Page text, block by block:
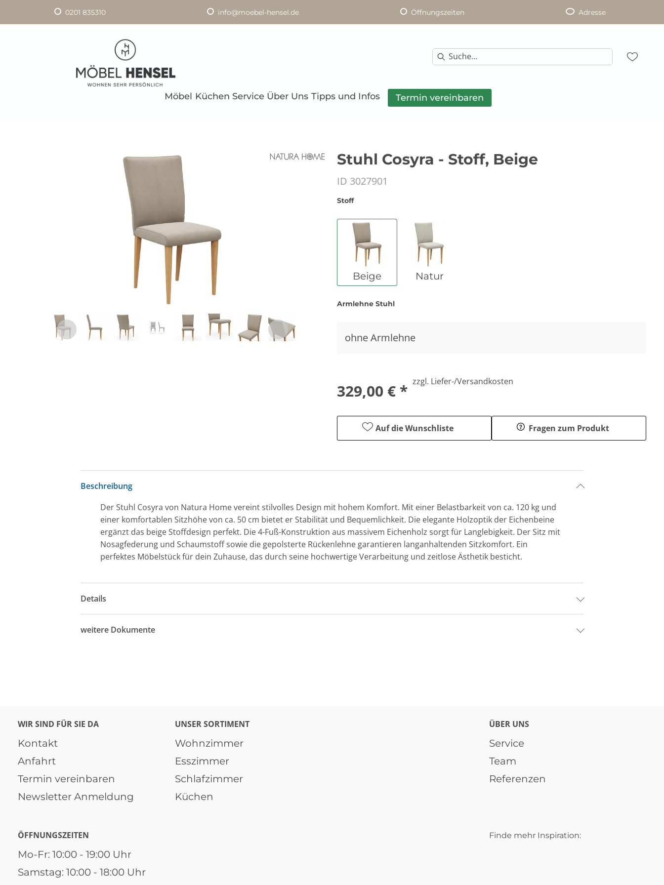
0201 835310 info@moebel-hensel.de Öffnungszeiten Adresse
Möbel Küchen Service Über Uns Tipps und Infos Termin vereinbaren
Stuhl Cosyra - Stoff, Beige
ID 3027901
Stoff
Beige Natur
Armlehne Stuhl
ohne Armlehne
329,00 € * zzgl. Liefer-/Versandkosten
Auf die Wunschliste Fragen zum Produkt
Beschreibung
Der Stuhl Cosyra von Natura Home vereint stilvolles Design mit hohem Komfort. Mit einer Belastbarkeit von ca. 120 kg und
einer komfortablen Sitzhöhe von ca. 50 cm bietet er Stabilität und Bequemlichkeit. Die elegante Holzoptik der Eichenbeine
ergänzt das beige Stoffdesign perfekt. Die 4-Fuß-Konstruktion aus massivem Eichenholz sorgt für Langlebigkeit. Der Sitz mit
Nosagfederung und Schaumstoff sowie die gepolsterte Rückenlehne garantieren langanhaltenden Sitzkomfort. Ein
perfektes Möbelstück für dein Zuhause, das durch seine hochwertige Verarbeitung und zeitlose Ästhetik besticht.
Details
weitere Dokumente
WIR SIND FÜR SIE DA
Kontakt
Anfahrt
Termin vereinbaren
Newsletter Anmeldung
UNSER SORTIMENT
Wohnzimmer
Esszimmer
Schlafzimmer
Küchen
ÜBER UNS
Service
Team
Referenzen
ÖFFNUNGSZEITEN
Mo-Fr: 10:00 - 19:00 Uhr
Samstag: 10:00 - 18:00 Uhr
Finde mehr Inspiration: